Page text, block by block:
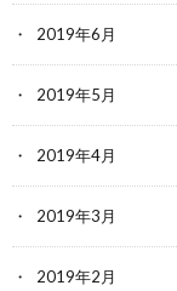
2019年6月
2019年5月
2019年4月
2019年3月
2019年2月